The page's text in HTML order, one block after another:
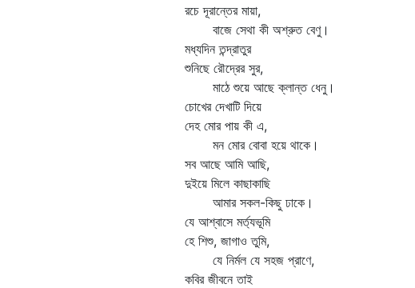
রচে দূরান্তের মায়া,
বাজে সেথা কী অশ্রুত বেণু।
মধ্যদিন তন্দ্রাতুর
শুনিছে রৌদ্রের সুর,
মাঠে শুয়ে আছে ক্লান্ত ধেনু।
চোখের দেখাটি দিয়ে
দেহ মোর পায় কী এ,
মন মোর বোবা হয়ে থাকে।
সব আছে আমি আছি,
দুইয়ে মিলে কাছাকাছি
আমার সকল-কিছু ঢাকে।
যে আশ্বাসে মর্ত্যভূমি
হে শিশু, জাগাও তুমি,
যে নির্মল যে সহজ প্রাণে,
কবির জীবনে তাই